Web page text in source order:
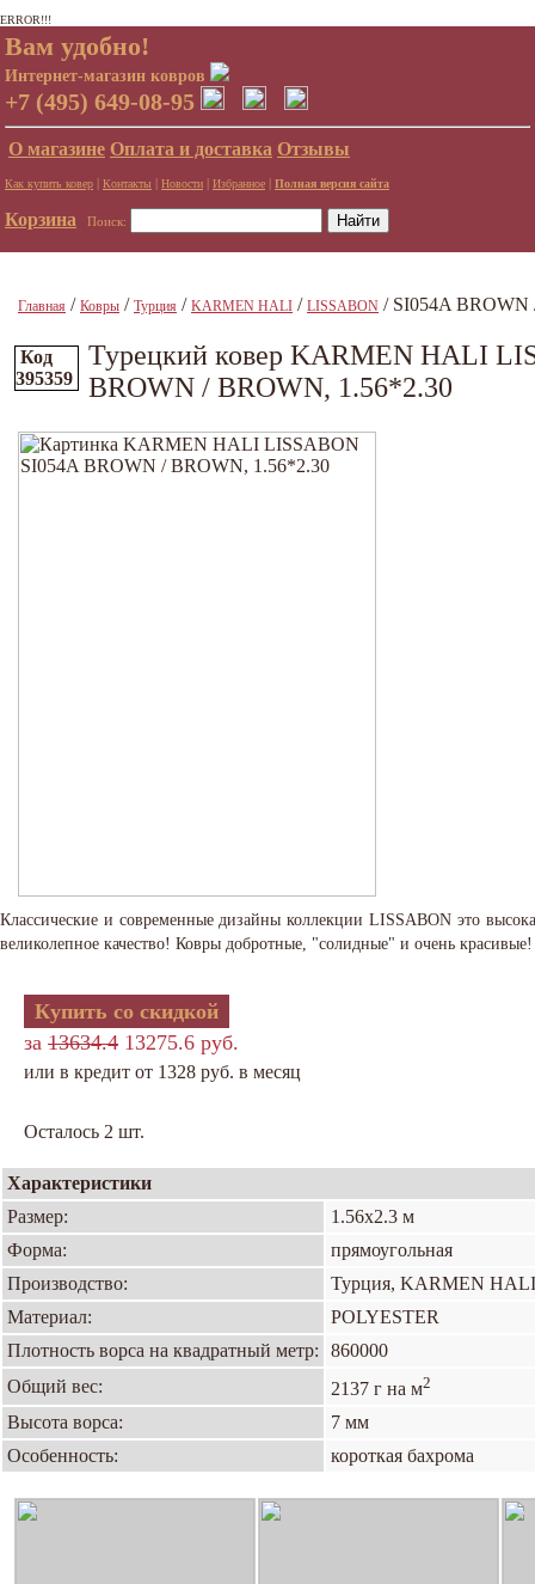
ERROR!!!
Вам удобно!
Интернет-магазин ковров
+7 (495) 649-08-95
О магазине Оплата и доставка Отзывы
Как купить ковер | Контакты | Новости | Избранное | Полная версия сайта
Корзина Поиск:
Главная / Ковры / Турция / KARMEN HALI / LISSABON / SI054A
Код
395359
Турецкий ковер KARMEN HALI
BROWN / BROWN, 1.56*2.30
Классические и современные дизайны коллекции LISSABON это
великолепное качество! Ковры добротные, "солидные" и очень красивые!
Купить со скидкой
за 13634.4 13275.6 руб.
или в кредит от 1328 руб. в месяц
Осталось 2 шт.
Характеристики
Размер:
1.56х2.3 м
Форма:
прямоугольная
Производство:
Турция, KARMEN HALI
Материал:
POLYESTER
Плотность ворса на квадратный метр:
860000
Общий вес:
2137 г на м2
Высота ворса:
7 мм
Особенность:
короткая бахрома